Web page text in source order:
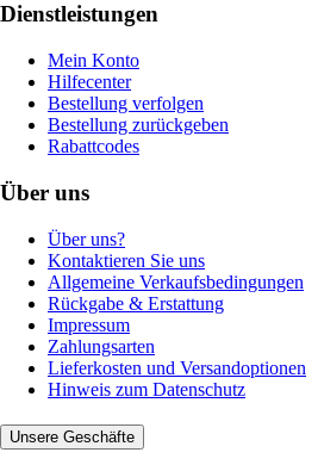
Dienstleistungen
Mein Konto
Hilfecenter
Bestellung verfolgen
Bestellung zurückgeben
Rabattcodes
Über uns
Über uns?
Kontaktieren Sie uns
Allgemeine Verkaufsbedingungen
Rückgabe & Erstattung
Impressum
Zahlungsarten
Lieferkosten und Versandoptionen
Hinweis zum Datenschutz
Unsere Geschäfte